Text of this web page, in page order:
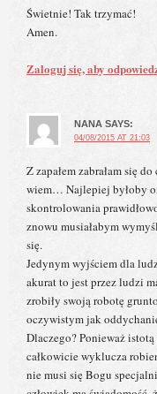
Świetnie! Tak trzymać!
Amen.
Zaloguj się, aby
NANA SAYS:
04/08/2015 AT 21:03
Z zapałem zabrałam się
wiem… Najlepiej byłoby
skontrolowania
znowu musiałabym
się.
Jedynym wyjściem dla
akurat to jest przez ludzi
zrobiły swoją robotę
oczywistym jak
Dlaczego? Ponieważ
całkowicie wyklucza
nie musi się Bogu